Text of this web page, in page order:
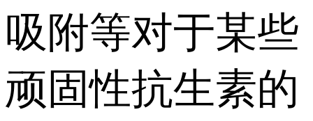
吸附等对于某些
顽固性抗生素的